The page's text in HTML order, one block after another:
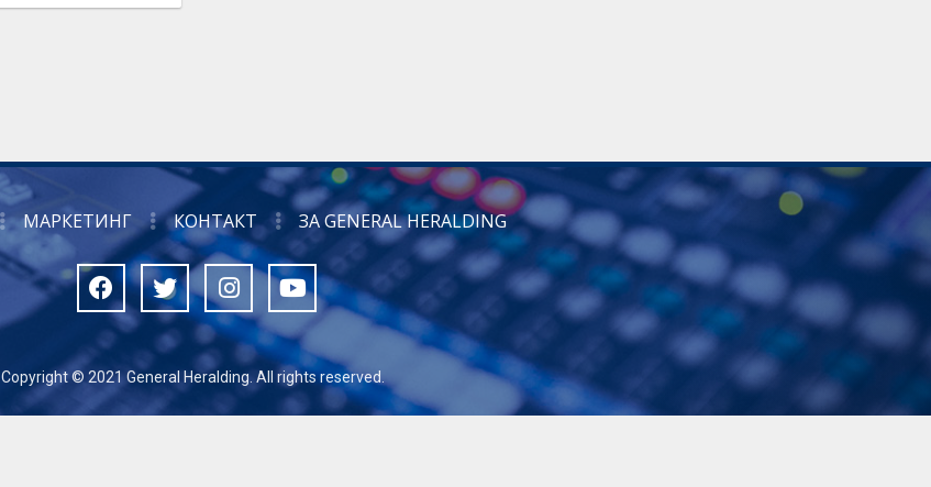
МАРКЕТИНГ КОНТАКТ ЗА GENERAL HERALDING
Copyright © 2021 General Heralding. All rights reserved.